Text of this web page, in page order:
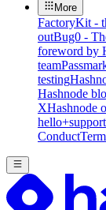
More
FactoryKit -
outBug0 -
foreword by
team
testing
Hashnode
XHashnode
Conduct